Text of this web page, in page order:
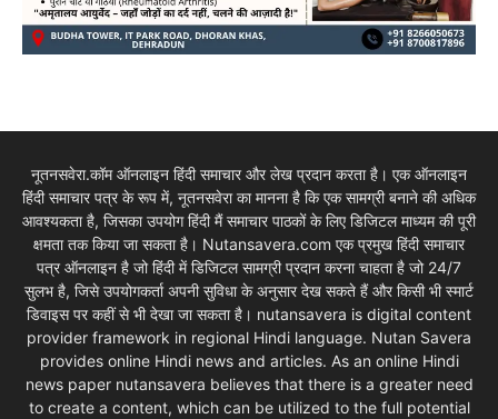
नूतनसवेरा.कॉम ऑनलाइन हिंदी समाचार और लेख प्रदान करता है। एक ऑनलाइन
हिंदी समाचार पत्र के रूप में, नूतनसवेरा का मानना है कि एक सामग्री बनाने की अधिक
आवश्यकता है, जिसका उपयोग हिंदी मैं समाचार पाठकों के लिए डिजिटल माध्यम की पूरी
क्षमता तक किया जा सकता है। Nutansavera.com एक प्रमुख हिंदी समाचार
पत्र ऑनलाइन है जो हिंदी में डिजिटल सामग्री प्रदान करना चाहता है जो 24/7
सुलभ है, जिसे उपयोगकर्ता अपनी सुविधा के अनुसार देख सकते हैं और किसी भी स्मार्ट
डिवाइस पर कहीं से भी देखा जा सकता है। nutansavera is digital content
provider framework in regional Hindi language. Nutan Savera
provides online Hindi news and articles. As an online Hindi
news paper nutansavera believes that there is a greater need
to create a content, which can be utilized to the full potential